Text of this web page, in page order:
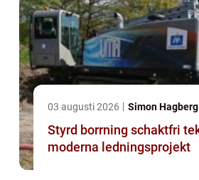
03 augusti 2026 Simon Hagberg
Styrd borrning schaktfri teknik för
moderna ledningsprojekt